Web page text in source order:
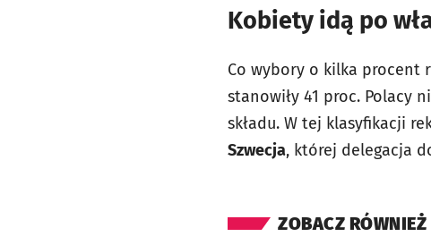
Kobiety idą po
Co wybory o kilka procent
stanowiły 41 proc. Polacy
składu. W tej klasyfikacji
Szwecja, której delegacja
ZOBACZ RÓWNIEŻ